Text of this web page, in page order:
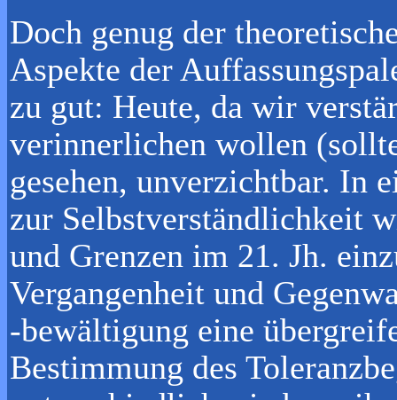
Doch genug der
Aspekte der
zu gut: Heute, da wir
verinnerlichen wollen
gesehen, unverzichtbar. In
zur Selbstverständlichkeit
und Grenzen im 21. Jh.
Vergangenheit und
-bewältigung eine
Bestimmung des